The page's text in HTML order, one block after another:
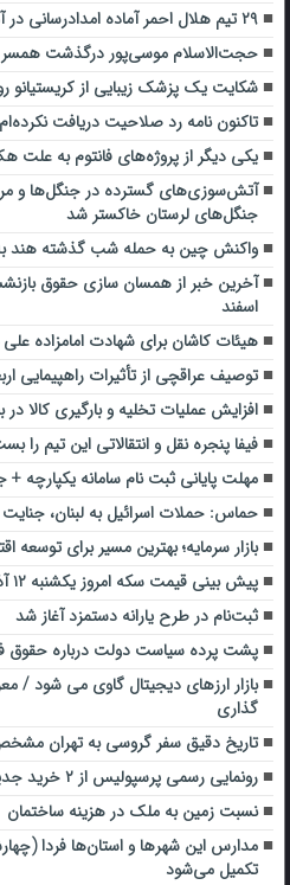
۲۹ تیم هلال‌ احمر آماده امدادرسانی در آذربایجان‌ شرقی
حجت‌الاسلام موسی‌پور درگذشت همسر
شکایت یک پزشک زیبایی از کریستیانو
تاکنون نامه رد صلاحیت دریافت
یکی دیگر از پروژه‌های فانتوم به
جنگل‌های لرستان خاکستر شد
واکنش چین به حمله شب گذشته هند به
اسفند
هیئات کاشان برای شهادت امامزاده علی
توصیف عراقچی از تأثیرات راهپیمایی
افزایش عملیات تخلیه و بارگیری کالا در
فیفا پنجره نقل و انتقالاتی این تیم را
مهلت پایانی ثبت نام سامانه یکپارچه +
حماس: حملات اسرائیل به لبنان،
بازار سرمایه؛ بهترین مسیر برای توسعه
پیش بینی قیمت سکه امروز یکشنبه ۱۲ آذر
ثبت‌نام در طرح یارانه دستمزد آغاز شد
پشت پرده سیاست دولت درباره حقوق
گذاری
تاریخ دقیق سفر گروسی به تهران
رونمایی رسمی پرسپولیس از ۲ خرید جدید
نسبت زمین به ملک در هزینه ساختمان
تکمیل می‌شود